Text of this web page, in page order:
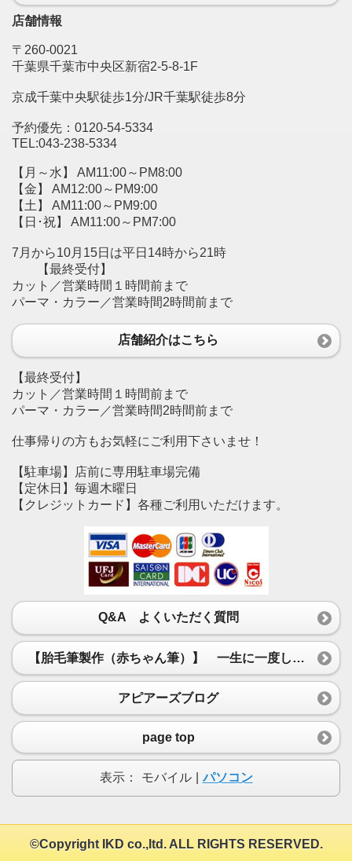
店舗情報
〒260-0021
千葉県千葉市中央区新宿2-5-8-1F
京成千葉中央駅徒歩1分/JR千葉駅徒歩8分
予約優先：0120-54-5334
TEL:043-238-5334
【月～水】 AM11:00～PM8:00
【金】 AM12:00～PM9:00
【土】 AM11:00～PM9:00
【日･祝】 AM11:00～PM7:00
7月から10月15日は平日14時から21時
【最終受付】
カット／営業時間１時間前まで
パーマ・カラー／営業時間2時間前まで
店舗紹介はこちら
【最終受付】
カット／営業時間１時間前まで
パーマ・カラー／営業時間2時間前まで
仕事帰りの方もお気軽にご利用下さいませ！
【駐車場】店前に専用駐車場完備
【定休日】毎週木曜日
【クレジットカード】各種ご利用いただけます。
Q&A よくいただく質問
【胎毛筆製作（赤ちゃん筆）】 一生に一度しか作ることができない赤ちゃん筆・胎毛筆を1本1本、真心込めて製作いたします。
アピアーズブログ
page top
表示： モバイル パソコン
©Copyright IKD co.,ltd. ALL RIGHTS RESERVED.